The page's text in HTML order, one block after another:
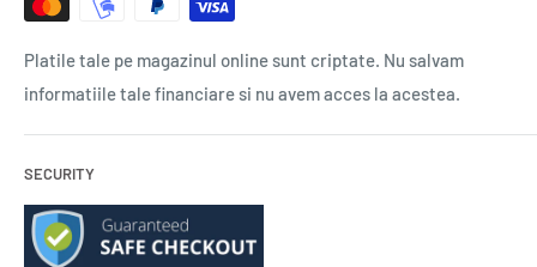
Platile tale pe magazinul online sunt criptate. Nu salvam
informatiile tale financiare si nu avem acces la acestea.
SECURITY